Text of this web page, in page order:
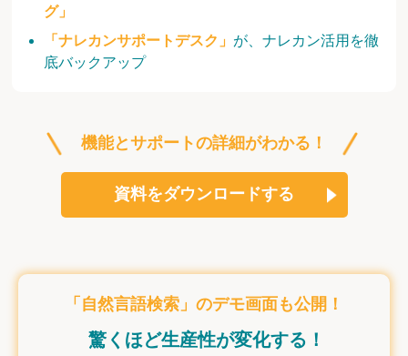
グ」
「ナレカンサポートデスク」 が、ナレカン活用を徹
底バックアップ
機能とサポートの詳細がわかる！
資料をダウンロードする
「自然言語検索」のデモ画面も公開！
驚くほど生産性が変化する！